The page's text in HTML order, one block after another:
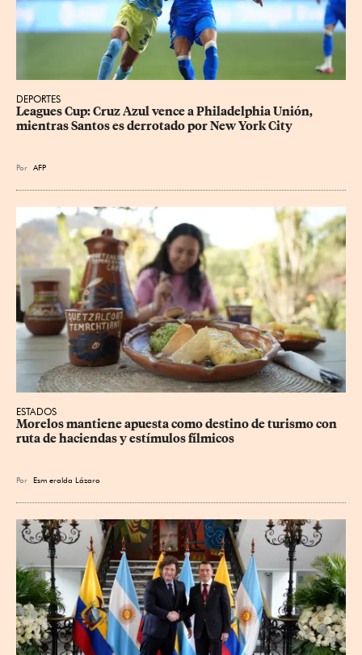
DEPORTES
Leagues Cup: Cruz Azul vence a Philadelphia Unión,
mientras Santos es derrotado por New York City
Por AFP
ESTADOS
Morelos mantiene apuesta como destino de turismo con
ruta de haciendas y estímulos fílmicos
Por Esm eralda Lázaro